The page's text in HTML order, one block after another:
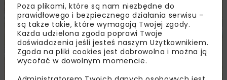
Poza plikami, które są nam niezbędne do
prawidłowego i bezpiecznego działania serwisu –
są także takie, które wymagają Twojej zgody.
Każda udzielona zgoda poprawi Twoje
doświadczenia jeśli jesteś naszym Użytkownikiem.
Zgoda na pliki cookies jest dobrowolna i można ją
wycofać w dowolnym momencie.